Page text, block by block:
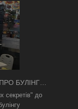
БУЛІНГ
секретів" до